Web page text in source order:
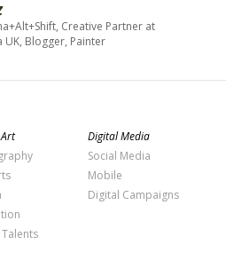
Creative Partner at
UK, Blogger, Painter
Digital Media
Social Media
Mobile
Digital Campaigns